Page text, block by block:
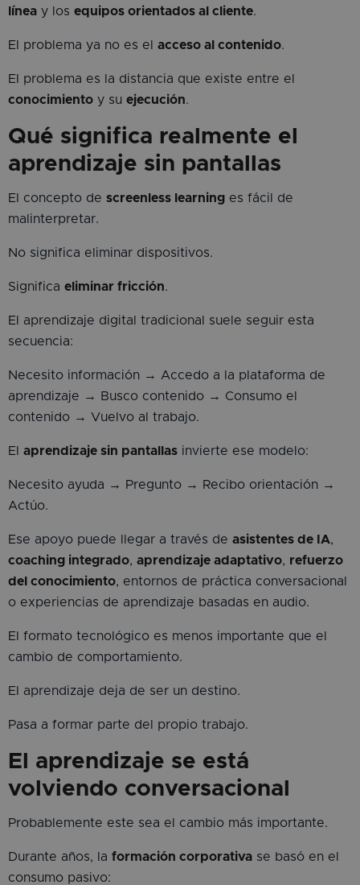
línea y los equipos orientados al cliente.
El problema ya no es el acceso al contenido.
El problema es la distancia que existe entre el
conocimiento y su ejecución.
Qué significa realmente el
aprendizaje sin pantallas
El concepto de screenless learning es fácil de
malinterpretar.
No significa eliminar dispositivos.
Significa eliminar fricción.
El aprendizaje digital tradicional suele seguir esta
secuencia:
Necesito información → Accedo a la plataforma de
aprendizaje → Busco contenido → Consumo el
contenido → Vuelvo al trabajo.
El aprendizaje sin pantallas invierte ese modelo:
Necesito ayuda → Pregunto → Recibo orientación →
Actúo.
Ese apoyo puede llegar a través de asistentes de IA,
coaching integrado, aprendizaje adaptativo, refuerzo
del conocimiento, entornos de práctica conversacional
o experiencias de aprendizaje basadas en audio.
El formato tecnológico es menos importante que el
cambio de comportamiento.
El aprendizaje deja de ser un destino.
Pasa a formar parte del propio trabajo.
El aprendizaje se está
volviendo conversacional
Probablemente este sea el cambio más importante.
Durante años, la formación corporativa se basó en el
consumo pasivo: